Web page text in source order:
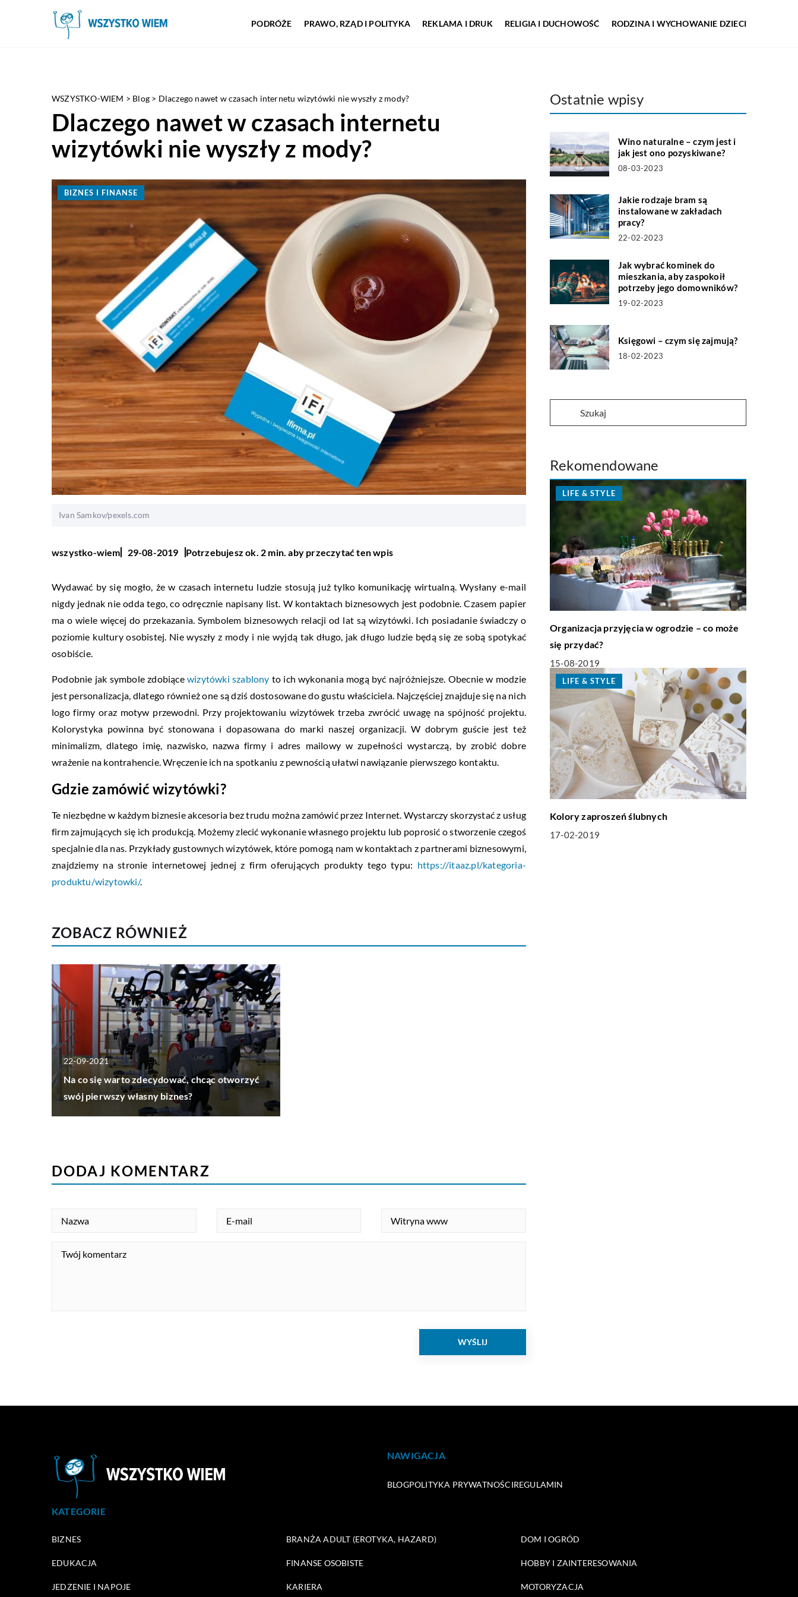
PODRÓŻE PRAWO, RZĄD I POLITYKA REKLAMA I DRUK RELIGIA I DUCHOWOŚĆ RODZINA I WYCHOWANIE DZIECI
WSZYSTKO-WIEM > Blog > Dlaczego nawet w czasach internetu wizytówki nie wyszły z mody?
Dlaczego nawet w czasach internetu
wizytówki nie wyszły z mody?
Ivan Samkov/pexels.com
BIZNES I FINANSE
wszystko-wiem 29-08-2019 Potrzebujesz ok. 2 min. aby przeczytać ten wpis
Wydawać by się mogło, że w czasach internetu ludzie stosują już tylko komunikację wirtualną. Wysłany e-mail
nigdy jednak nie odda tego, co odręcznie napisany list. W kontaktach biznesowych jest podobnie. Czasem papier
ma o wiele więcej do przekazania. Symbolem biznesowych relacji od lat są wizytówki. Ich posiadanie świadczy o
poziomie kultury osobistej. Nie wyszły z mody i nie wyjdą tak długo, jak długo ludzie będą się ze sobą spotykać
osobiście.
Podobnie jak symbole zdobiące wizytówki szablony to ich wykonania mogą być najróżniejsze. Obecnie w modzie
jest personalizacja, dlatego również one są dziś dostosowane do gustu właściciela. Najczęściej znajduje się na nich
logo firmy oraz motyw przewodni. Przy projektowaniu wizytówek trzeba zwrócić uwagę na spójność projektu.
Kolorystyka powinna być stonowana i dopasowana do marki naszej organizacji. W dobrym guście jest też
minimalizm, dlatego imię, nazwisko, nazwa firmy i adres mailowy w zupełności wystarczą, by zrobić dobre
wrażenie na kontrahencie. Wręczenie ich na spotkaniu z pewnością ułatwi nawiązanie pierwszego kontaktu.
Gdzie zamówić wizytówki?
Te niezbędne w każdym biznesie akcesoria bez trudu można zamówić przez Internet. Wystarczy skorzystać z usług
firm zajmujących się ich produkcją. Możemy zlecić wykonanie własnego projektu lub poprosić o stworzenie czegoś
specjalnie dla nas. Przykłady gustownych wizytówek, które pomogą nam w kontaktach z partnerami biznesowymi,
znajdziemy na stronie internetowej jednej z firm oferujących produkty tego typu: https://itaaz.pl/kategoria-
produktu/wizytowki/.
ZOBACZ RÓWNIEŻ
22-09-2021
Na co się warto zdecydować, chcąc otworzyć
swój pierwszy własny biznes?
Ostatnie wpisy
Wino naturalne – czym jest i
jak jest ono pozyskiwane?
08-03-2023
Jakie rodzaje bram są
instalowane w zakładach
pracy?
22-02-2023
Jak wybrać kominek do
mieszkania, aby zaspokoił
potrzeby jego domowników?
19-02-2023
Księgowi – czym się zajmują?
18-02-2023
Rekomendowane
LIFE & STYLE
Organizacja przyjęcia w ogrodzie – co może
się przydać?
15-08-2019
LIFE & STYLE
Kolory zaproszeń ślubnych
17-02-2019
DODAJ KOMENTARZ
NAWIGACJA
BLOGPOLITYKA PRYWATNOŚCIREGULAMIN
KATEGORIE
BIZNES BRANŻA ADULT (EROTYKA, HAZARD) DOM I OGRÓD
EDUKACJA FINANSE OSOBISTE HOBBY I ZAINTERESOWANIA
JEDZENIE I NAPOJE KARIERA MOTORYZACJA